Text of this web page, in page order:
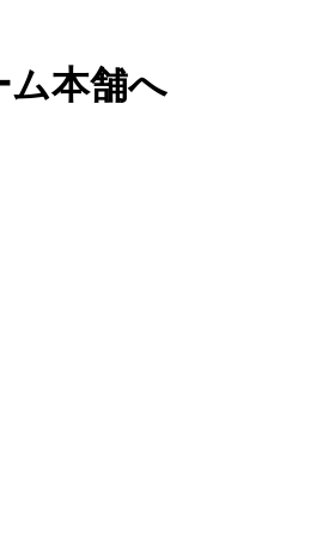
ム本舗へ